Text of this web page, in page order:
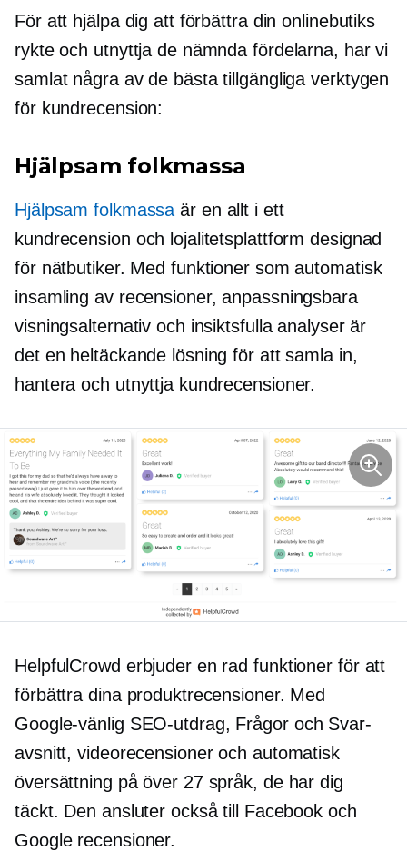
För att hjälpa dig att förbättra din onlinebutiks
rykte och utnyttja de nämnda fördelarna, har vi
samlat några av de bästa tillgängliga verktygen
för kundrecension:
Hjälpsam folkmassa
Hjälpsam folkmassaär en allt i ett
kundrecension och lojalitetsplattform designad
för nätbutiker. Med funktioner som automatisk
insamling av recensioner, anpassningsbara
visningsalternativ och insiktsfulla analyser är
det en heltäckande lösning för att samla in,
hantera och utnyttja kundrecensioner.
HelpfulCrowd erbjuder en rad funktioner för att
förbättra dina produktrecensioner. Med
Google-vänlig SEO-utdrag, Frågor och Svar-
avsnitt, videorecensioner och automatisk
översättning på över 27 språk, de har dig
täckt. Den ansluter också till Facebook och
Google recensioner.